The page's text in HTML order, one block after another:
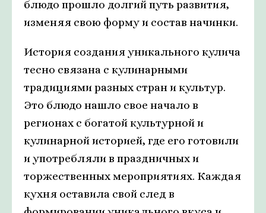
блюдо прошло долгий путь развития,
изменяя свою форму и состав начинки.
История создания уникального кулича
тесно связана с кулинарными
традициями разных стран и культур.
Это блюдо нашло свое начало в
регионах с богатой культурной и
кулинарной историей, где его готовили
и употребляли в праздничных и
торжественных мероприятиях. Каждая
кухня оставила свой след в